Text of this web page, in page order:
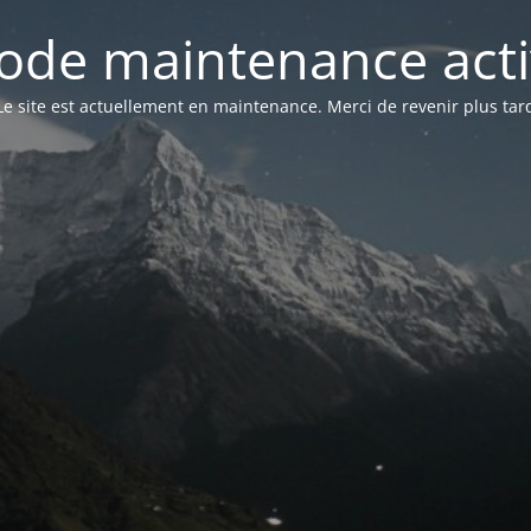
maintenance
site est actuellement en maintenance. Merci de revenir plus